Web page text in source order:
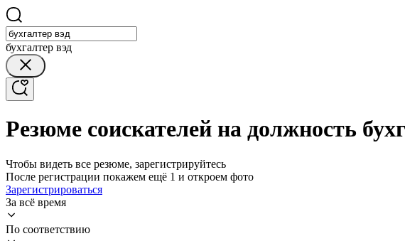
бухгалтер вэд
Резюме соискателей на должность
Чтобы видеть все резюме, зарегистрируйтесь
После регистрации покажем ещё 1 и откроем фото
Зарегистрироваться
За всё время
По соответствию